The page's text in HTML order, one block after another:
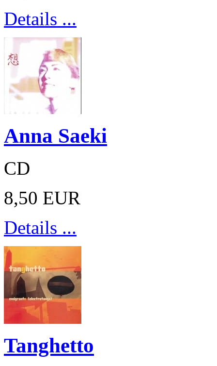
Details ...
Anna Saeki
CD
8,50 EUR
Details ...
Tanghetto